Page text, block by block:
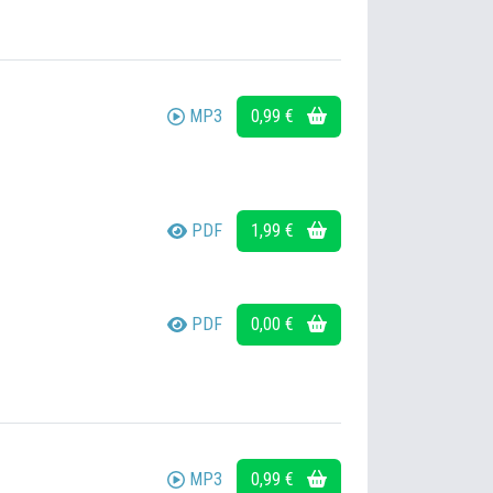
MP3 0,99 €
PDF 1,99 €
PDF 0,00 €
MP3 0,99 €